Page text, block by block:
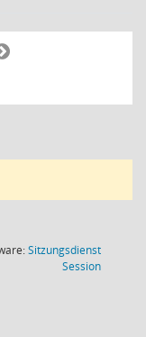
Sitzungsdienst
Session(Wird in